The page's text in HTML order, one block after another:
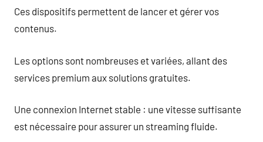
Ces dispositifs permettent de lancer et gérer vos
contenus.
Les options sont nombreuses et variées, allant des
services premium aux solutions gratuites.
Une connexion Internet stable : une vitesse suffisante
est nécessaire pour assurer un streaming fluide.